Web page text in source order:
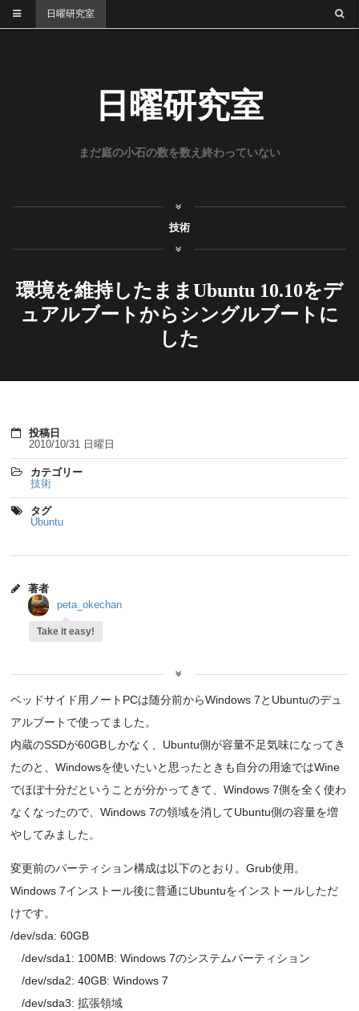
日曜研究室
日曜研究室
まだ庭の小石の数を数え終わっていない
技術
環境を維持したままUbuntu 10.10をデ
ュアルブートからシングルブートに
した
投稿日
2010/10/31 日曜日
カテゴリー
技術
タグ
Ubuntu
著者
peta_okechan
Take it easy!
ベッドサイド用ノートPCは随分前からWindows 7とUbuntuのデュ
アルブートで使ってました。
内蔵のSSDが60GBしかなく、Ubuntu側が容量不足気味になってき
たのと、Windowsを使いたいと思ったときも自分の用途ではWine
でほぼ十分だということが分かってきて、Windows 7側を全く使わ
なくなったので、Windows 7の領域を消してUbuntu側の容量を増
やしてみました。
変更前のパーティション構成は以下のとおり。Grub使用。
Windows 7インストール後に普通にUbuntuをインストールしただ
けです。
/dev/sda: 60GB
/dev/sda1: 100MB: Windows 7のシステムパーティション
/dev/sda2: 40GB: Windows 7
/dev/sda3: 拡張領域